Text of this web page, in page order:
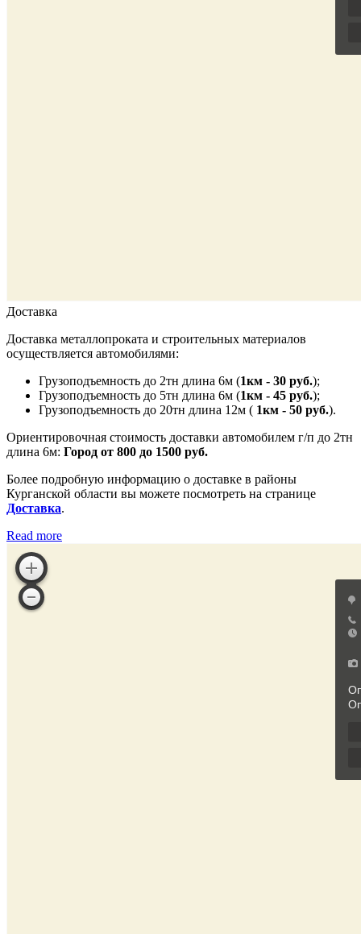
Доставка
Доставка металлопроката и строительных материалов
осуществляется автомобилями:
Грузоподъемность до 2тн длина 6м (1км - 30 руб.);
Грузоподъемность до 5тн длина 6м (1км - 45 руб.);
Грузоподъемность до 20тн длина 12м ( 1км - 50 руб.).
Ориентировочная стоимость доставки автомобилем г/п до 2тн
длина 6м: Город от 800 до 1500 руб.
Более подробную информацию о доставке в районы
Курганской области вы можете посмотреть на странице
Доставка.
Read more